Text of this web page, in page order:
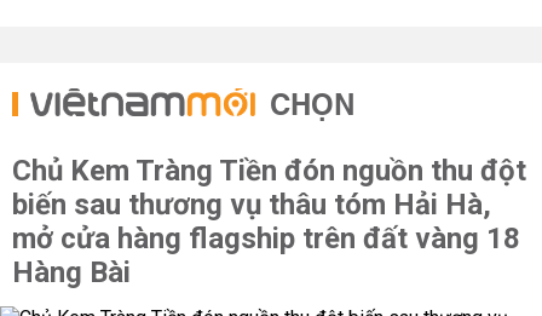
CHỌN
Chủ Kem Tràng Tiền đón nguồn thu đột
biến sau thương vụ thâu tóm Hải Hà,
mở cửa hàng flagship trên đất vàng 18
Hàng Bài